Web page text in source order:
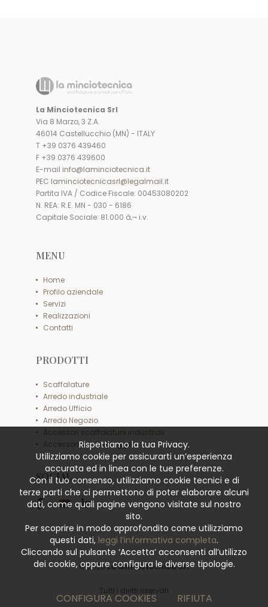
La Minciotecnica Srl
Via 8 Marzo, 3 Z.A.
46014 Castellucchio (MN) - ITALY
T +39 0376 439460
F +39 0376 439600
E-mail info@laminciotecnica.it
PEC laminciotecnicasrl@legalmail.it
Partita IVA / Codice Fiscale: 00453080202
N. REA: R.E. MN - 030 - 6186
Capitale Sociale: 81.000 â‚¬ i.v.
MENU
Home
Profilo aziendale
Servizi
Realizzazioni
Contatti
PRODOTTI
Scaffalature
Arredo industriale
Arredo Ufficio
Arredo Negozio
Accessori scaffalature industriali
Accessori scaffali leggeri
SOCIAL
© 2026La Minciotecnica Srl
Tutti i diritti riservati
Rispettiamo la tua Privacy.
Utilizziamo cookie per assicurarti un’esperienza
accurata ed in linea con le tue preferenze.
Con il tuo consenso, utilizziamo cookie tecnici e di
terze parti che ci permettono di poter elaborare alcuni
dati, come quali pagine vengono visitate sul nostro
sito.
Per scoprire in modo approfondito come utilizziamo
questi dati, leggi l’informativa completa.
Cliccando sul pulsante ‘Accetta’ acconsenti all’utilizzo
dei cookie, oppure configura le diverse tipologie.
CONFIGURA COOKIES RIFIUTA